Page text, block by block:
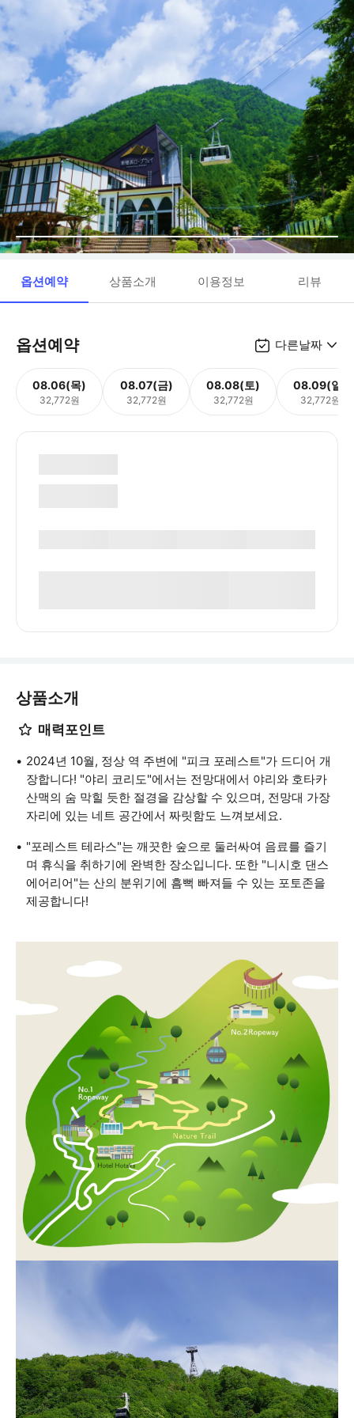
옵션예약 상품소개 이용정보 리뷰
옵션예약 다른날짜
08.06(목)
32,772원
08.07(금)
32,772원
08.08(토)
32,772원
08.09(일)
32,772원
상품소개
매력포인트
2024년 10월, 정상 역 주변에 "피크 포레스트"가 드디어 개
장합니다! "야리 코리도"에서는 전망대에서 야리와 호타카
산맥의 숨 막힐 듯한 절경을 감상할 수 있으며, 전망대 가장
자리에 있는 네트 공간에서 짜릿함도 느껴보세요.
"포레스트 테라스"는 깨끗한 숲으로 둘러싸여 음료를 즐기
며 휴식을 취하기에 완벽한 장소입니다. 또한 "니시호 댄스
에어리어"는 산의 분위기에 흠뻑 빠져들 수 있는 포토존을
제공합니다!